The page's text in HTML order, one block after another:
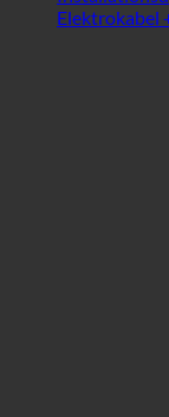
Elektrokabel